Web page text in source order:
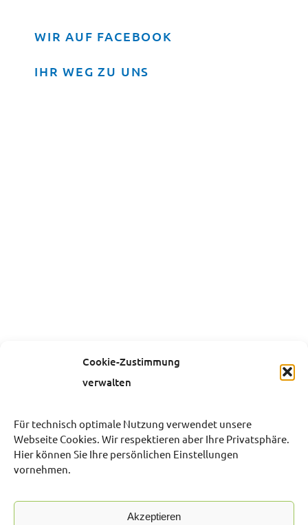
Cookie-Zustimmung
verwalten
Für technisch optimale Nutzung verwendet unsere
Webseite Cookies. Wir respektieren aber Ihre Privatsphäre.
Hier können Sie Ihre persönlichen Einstellungen
vornehmen.
Akzeptieren
WIR AUF FACEBOOK
IHR WEG ZU UNS